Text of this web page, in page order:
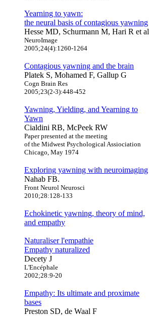
Yearning to yawn:
the neural basis of contagious yawning
Hesse MD, Schurmann M, Hari R et al
NeuroImage
2005;24(4):1260-1264
Contagious yawning and the brain
Platek S, Mohamed F, Gallup G
Cogn Brain Res
2005;23(2-3):448-452
Yawning, Yielding, and Yearning to
Yawn
Cialdini RB, McPeek RW
Paper presented at the meeting
of the Midwest Psychological Assiociation
Chicago, May 1974
Exploring yawning with neuroimaging
Nahab FB.
Front Neurol Neurosci
2010;28:128-133
Echokinetic yawning, theory of mind,
and empathy
Naturaliser l'empathie
Empathy naturalized
Decety J
L'Encéphale
2002;28:9-20
Empathy: Its ultimate and proximate
bases
Preston SD, de Waal F